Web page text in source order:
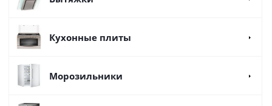
Кухонные плиты
Морозильники